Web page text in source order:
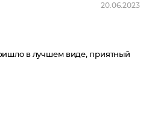
20.06.2023
в лучшем виде, приятный